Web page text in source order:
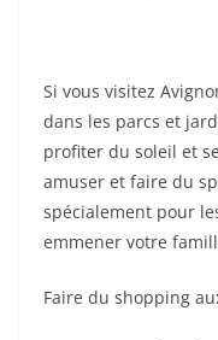
Si vous visitez
dans les parcs et
profiter du soleil et
amuser et faire du
spécialement pour
emmener votre
Faire du shopping